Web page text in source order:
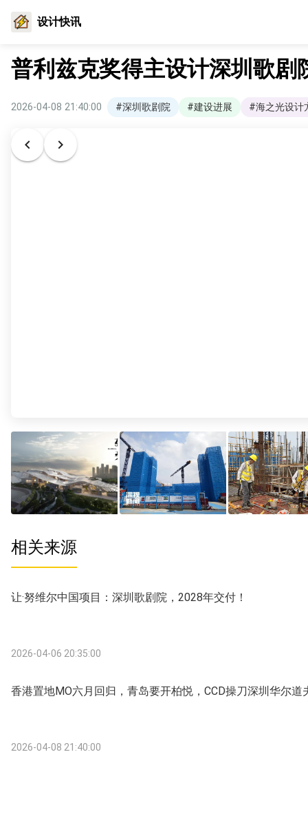
设计快讯
普利兹克奖得主设计深圳歌剧
2026-04-08 21:40:00 #深圳歌剧院 #建设进展 #海之光设计
相关来源
让·努维尔中国项目：深圳歌剧院，2028年交付！
2026-04-06 20:35:00
香港置地MO六月回归，青岛要开柏悦，CCD操刀深圳华尔道
2026-04-08 21:40:00